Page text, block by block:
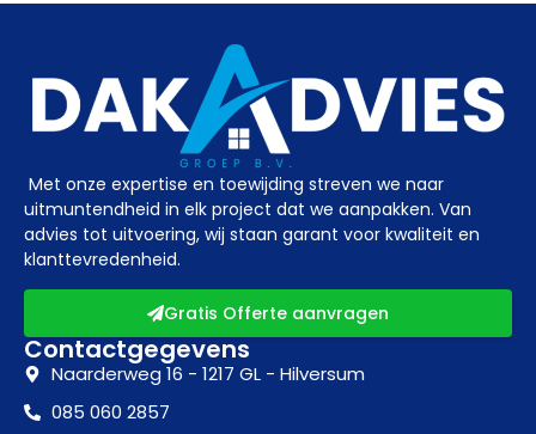
Met onze expertise en toewijding streven we naar
uitmuntendheid in elk project dat we aanpakken. Van
advies tot uitvoering, wij staan garant voor kwaliteit en
klanttevredenheid.
Gratis Offerte aanvragen
Contactgegevens
Naarderweg 16 - 1217 GL - Hilversum
085 060 2857